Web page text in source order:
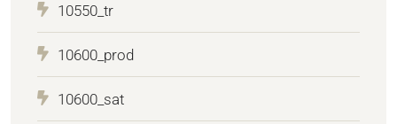
10550_tr
10600_prod
10600_sat